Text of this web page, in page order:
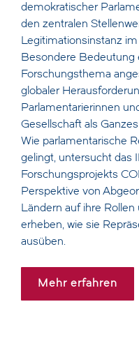
demokratischer
den zentralen
Legitimationsinstanz
Besondere Bedeutung
Forschungsthema
globaler
Parlamentarierinnen
Gesellschaft als
Wie parlamentarische
gelingt, untersucht das
Forschungsprojekts
Perspektive von
Ländern auf ihre Rollen
erheben, wie sie
ausüben.
Mehr erfahren